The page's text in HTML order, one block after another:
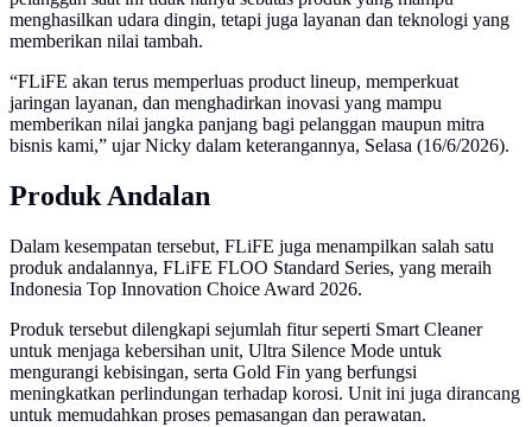
menghasilkan udara dingin, tetapi juga layanan dan teknologi yang
memberikan nilai tambah.
“FLiFE akan terus memperluas product lineup, memperkuat
jaringan layanan, dan menghadirkan inovasi yang mampu
memberikan nilai jangka panjang bagi pelanggan maupun mitra
bisnis kami,” ujar Nicky dalam keterangannya, Selasa (16/6/2026).
Produk Andalan
Dalam kesempatan tersebut, FLiFE juga menampilkan salah satu
produk andalannya, FLiFE FLOO Standard Series, yang meraih
Indonesia Top Innovation Choice Award 2026.
Produk tersebut dilengkapi sejumlah fitur seperti Smart Cleaner
untuk menjaga kebersihan unit, Ultra Silence Mode untuk
mengurangi kebisingan, serta Gold Fin yang berfungsi
meningkatkan perlindungan terhadap korosi. Unit ini juga dirancang
untuk memudahkan proses pemasangan dan perawatan.